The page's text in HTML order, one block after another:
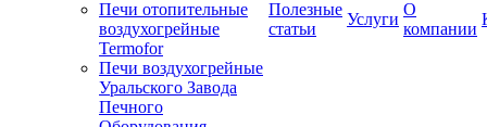
Печи отопительные
воздухогрейные
Termofor
Печи воздухогрейные
Уральского Завода
Печного
Полезные
статьи
Услуги
О
компании